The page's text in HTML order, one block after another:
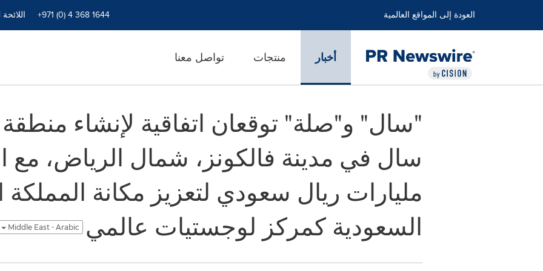
العودة إلى المواقع العالمية +971 (0) 4 368 1644
أخبار منتجات تواصل معنا
"سال" و"صلة" توقعان اتفاقية لإنشاء
مليارات ريال سعودي لتعزيز مكانة المملكة
السعودية كمركز لوجستيات عالمي
Middle East - Arabic